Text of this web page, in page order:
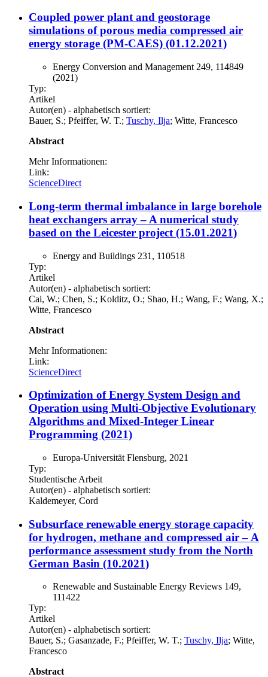
Coupled power plant and geostorage
simulations of porous media compressed air
energy storage (PM-CAES) (01.12.2021)
Energy Conversion and Management 249, 114849
(2021)
Typ:
Artikel
Autor(en) - alphabetisch sortiert:
Bauer, S.; Pfeiffer, W. T.; Tuschy, Ilja; Witte, Francesco
Abstract
Mehr Informationen:
Link:
ScienceDirect
Long-term thermal imbalance in large borehole
heat exchangers array – A numerical study
based on the Leicester project (15.01.2021)
Energy and Buildings 231, 110518
Typ:
Artikel
Autor(en) - alphabetisch sortiert:
Cai, W.; Chen, S.; Kolditz, O.; Shao, H.; Wang, F.; Wang, X.;
Witte, Francesco
Abstract
Mehr Informationen:
Link:
ScienceDirect
Optimization of Energy System Design and
Operation using Multi-Objective Evolutionary
Algorithms and Mixed-Integer Linear
Programming (2021)
Europa-Universität Flensburg, 2021
Typ:
Studentische Arbeit
Autor(en) - alphabetisch sortiert:
Kaldemeyer, Cord
Subsurface renewable energy storage capacity
for hydrogen, methane and compressed air – A
performance assessment study from the North
German Basin (10.2021)
Renewable and Sustainable Energy Reviews 149,
111422
Typ:
Artikel
Autor(en) - alphabetisch sortiert:
Bauer, S.; Gasanzade, F.; Pfeiffer, W. T.; Tuschy, Ilja; Witte,
Francesco
Abstract